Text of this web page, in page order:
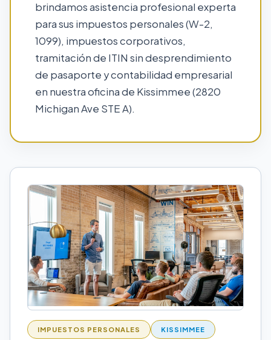
brindamos asistencia profesional experta
para sus impuestos personales (W-2,
1099), impuestos corporativos,
tramitación de ITIN sin desprendimiento
de pasaporte y contabilidad empresarial
en nuestra oficina de Kissimmee (2820
Michigan Ave STE A).
IMPUESTOS PERSONALES KISSIMMEE